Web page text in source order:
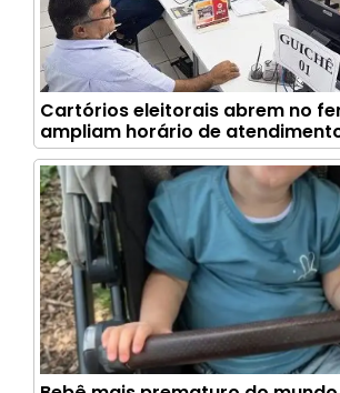
Cartórios eleitorais abrem no
ampliam horário de